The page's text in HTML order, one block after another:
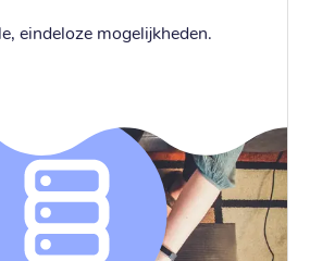
eindeloze mogelijkheden.